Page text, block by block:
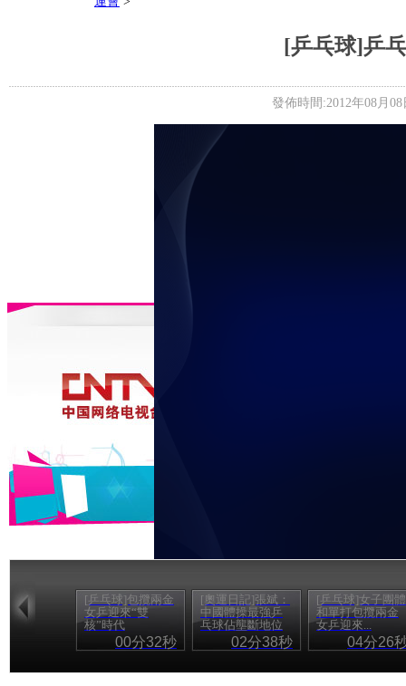
[乒乓球]乒
發佈時間:2012年08月
[乒乓球]包攬兩金
女乒迎來“雙
核”時代
00分32秒
[奧運日記]張斌：
中國體操最強乒
乓球佔壟斷地位
02分38秒
[乒乓球]女子團體
和單打包攬兩金
女乒迎來...
04分26